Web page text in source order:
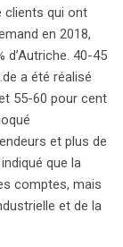
les
a
des
de position
dont
pour ses
à la
les géants
tout
clients qui ont
en 2018,
d’Autriche. 40-45
a été réalisé
55-60 pour cent
et plus de
que la
comptes, mais
et de la